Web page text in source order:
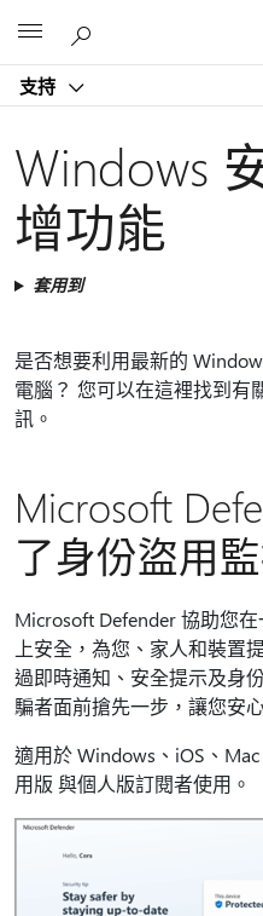
支持
Windows
增功能
套用到
是否想要利用最新的
電腦？ 您可以在這裡找到有
訊。
Microsoft
了身份盜用
Microsoft Defender 協助您
上安全，為您、家人和裝置
過即時通知、安全提示及身
騙者面前搶先一步，讓您安
適用於 Windows、iOS、
用版 與個人版訂閱者使用。